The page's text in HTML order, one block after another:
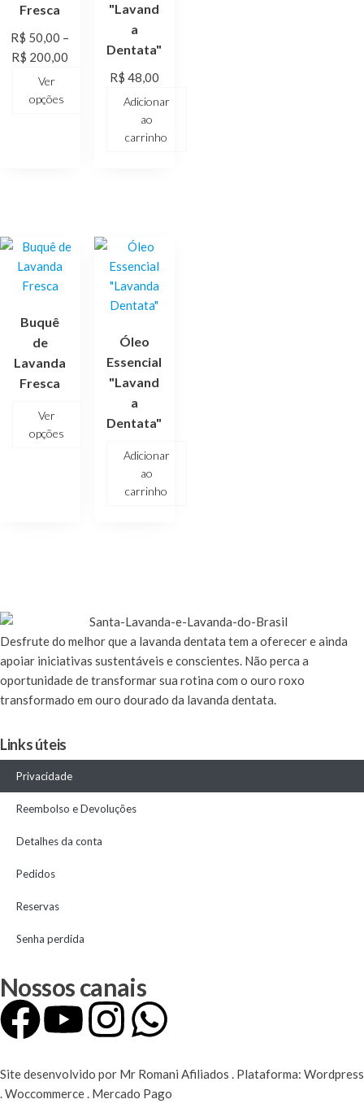
Fresca
R$ 50,00 –
R$ 200,00
Ver
opções
"Lavand
a
Dentata"
R$ 48,00
Adicionar
ao
carrinho
Buquê
de
Lavanda
Fresca
Ver
opções
Óleo
Essencial
"Lavand
a
Dentata"
Adicionar
ao
carrinho
Desfrutedo melhor que a lavanda dentata tem a oferecer e ainda
apoiar iniciativas sustentáveis e conscientes. Não perca a
oportunidade de transformar sua rotina com o ouro roxo
transformado em ouro dourado da lavanda dentata.
Links úteis
Privacidade
Reembolso e Devoluções
Detalhes da conta
Pedidos
Reservas
Senha perdida
Nossos canais
Site desenvolvido por Mr Romani Afiliados . Plataforma: Wordpress
. Woccommerce . Mercado Pago